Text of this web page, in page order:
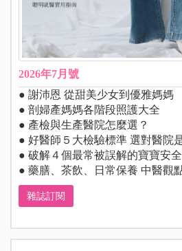
2026年7月號
● 謝沛恩 從甜美少女到優雅媽媽
● 剖婦產媽媽各階段照護大全
● 產檢與生產醫院怎麼選？
● 好醫師５大檢驗標準 選對醫院
● 破解４個最常被誤解的寶寶安
● 藥膳、茶飲、日常保養 中醫觀
雜誌訂閱